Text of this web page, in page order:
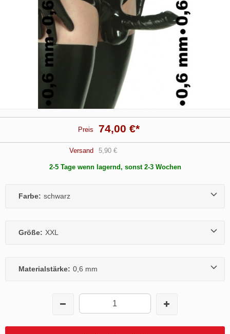
Preis 74,00 €*
Versand 5,90 €
2-5 Tage wenn lagernd, sonst 2-3 Wochen
Farbe: schwarz
Größe: XXL
Materialstärke: 0,6 mm